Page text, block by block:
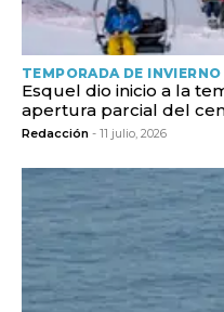
TEMPORADA DE INVIERNO
Esquel dio inicio a la
apertura parcial del
Redacción - 11 julio, 2026